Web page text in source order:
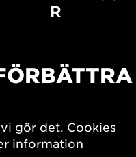
R
Southern
7x
gör det. Cookies
information